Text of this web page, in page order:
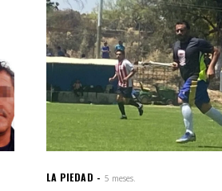
LA PIEDAD 5 meses.